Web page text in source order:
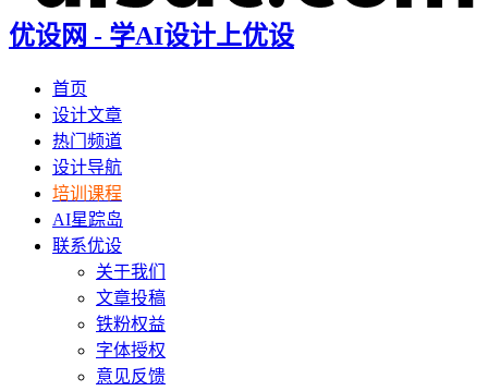
优设网 - 学AI设计上优设
首页
设计文章
热门频道
设计导航
培训课程
AI星踪岛
联系优设
关于我们
文章投稿
铁粉权益
字体授权
意见反馈